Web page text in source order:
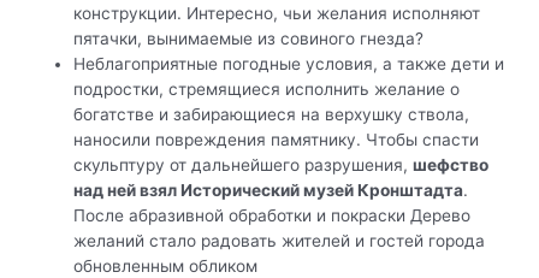
конструкции. Интересно, чьи желания исполняют
пятачки, вынимаемые из совиного гнезда?
Неблагоприятные погодные условия, а также дети и
подростки, стремящиеся исполнить желание о
богатстве и забирающиеся на верхушку ствола,
наносили повреждения памятнику. Чтобы спасти
скульптуру от дальнейшего разрушения,шефство
над ней взял Исторический музей Кронштадта.
После абразивной обработки и покраски Дерево
желаний стало радовать жителей и гостей города
обновленным обликом